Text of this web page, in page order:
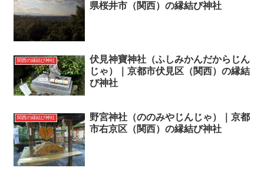
県桜井市（関西）の縁結び神社
関西の縁結び神社
伏見神寶神社（ふしみかんだからじん
じゃ）｜京都市伏見区（関西）の縁結
び神社
関西の縁結び神社
野宮神社（ののみやじんじゃ）｜京都
市右京区（関西）の縁結び神社